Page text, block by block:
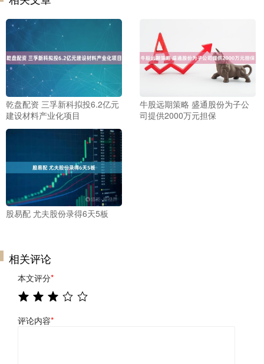
乾盘配资 三孚新科拟投6.2亿元
建设材料产业化项目
牛股远期策略 盛通股份为子公
司提供2000万元担保
股易配 尤夫股份录得6天5板
相关评论
本文评分*
评论内容*